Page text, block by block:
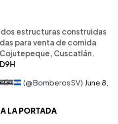
estructuras construidas
para venta de comida
Cuscatlán.
🚒 (@BomberosSV) June 8,
A LA PORTADA